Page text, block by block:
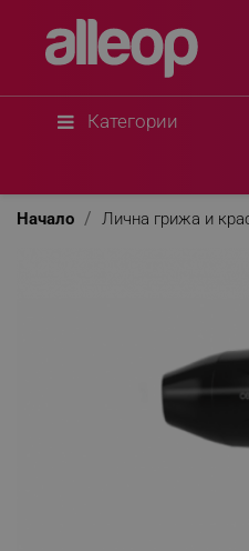
Категории
Начало Лична грижа и